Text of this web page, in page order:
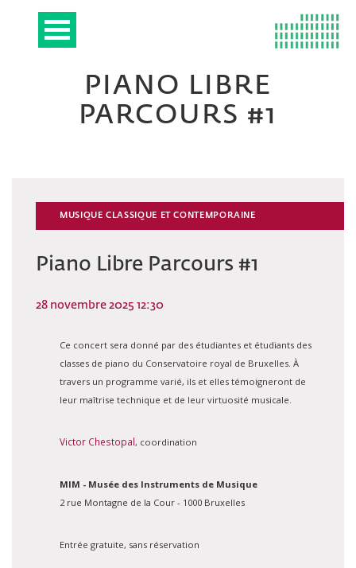
PIANO LIBRE
PARCOURS #1
MUSIQUE CLASSIQUE ET CONTEMPORAINE
Piano Libre Parcours #1
28 novembre 2025 12:30
Ce concert sera donné par des étudiantes et étudiants des
classes de piano du Conservatoire royal de Bruxelles. À
travers un programme varié, ils et elles témoigneront de
leur maîtrise technique et de leur virtuosité musicale.
Victor Chestopal, coordination
MIM - Musée des Instruments de Musique
2 rue Montagne de la Cour - 1000 Bruxelles
Entrée gratuite, sans réservation